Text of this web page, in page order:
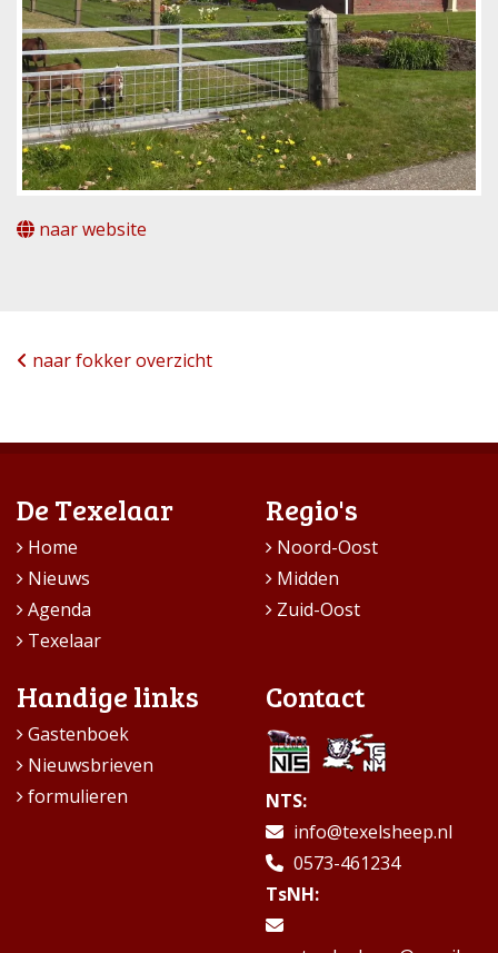
naar website
naar fokker overzicht
De Texelaar
Home
Nieuws
Agenda
Texelaar
Regio's
Noord-Oost
Midden
Zuid-Oost
Handige links
Gastenboek
Nieuwsbrieven
formulieren
Contact
NTS:
info@texelsheep.nl
0573-461234
TsNH: